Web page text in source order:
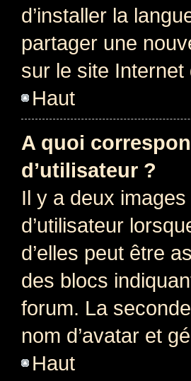
d’installer la
partager une
sur le site Internet
Haut
A quoi
d’utilisateur ?
Il y a deux
d’utilisateur
d’elles peut être
des blocs
forum. La
nom d’avatar et
Haut